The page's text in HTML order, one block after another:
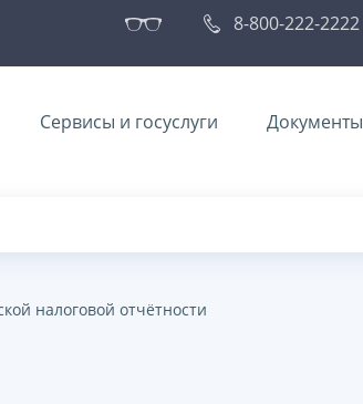
8-800-222-2222
Сервисы и госуслуги Документы
налоговой отчётности